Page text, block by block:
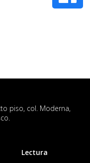
piso, col. Moderna,
Lectura